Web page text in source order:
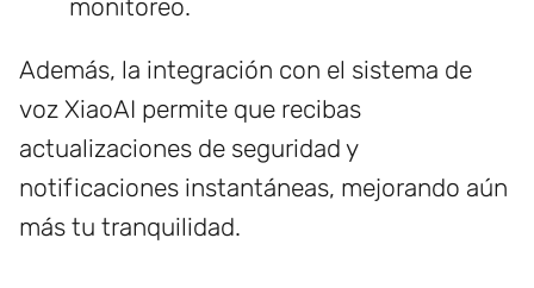
monitoreo.
Además, la integración con el sistema de
voz XiaoAI permite que recibas
actualizaciones de seguridad y
notificaciones instantáneas, mejorando aún
más tu tranquilidad.